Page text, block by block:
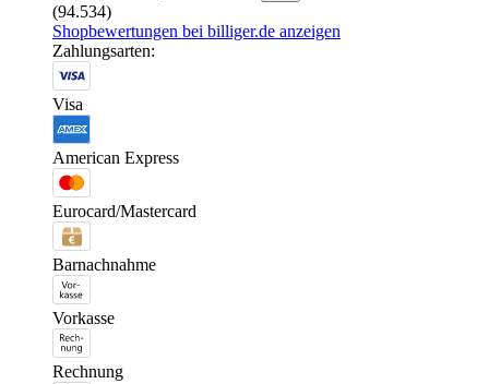
(94.534)
Shopbewertungen bei billiger.de anzeigen
Zahlungsarten:
Visa
American Express
Eurocard/Mastercard
Barnachnahme
Vorkasse
Rechnung